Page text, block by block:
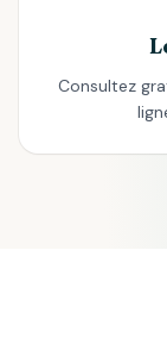
Consultez